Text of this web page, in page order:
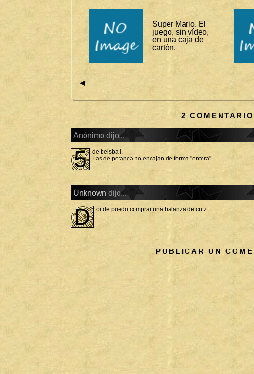
Super Mario. El
juego, sin vídeo,
en una caja de
cartón.
◄
2
Anónimo dijo...
5
de beisball.
Las de petanca no encajan de forma "entera".
Unknown dijo...
D onde puedo comprar una balanza de cruz
PUBLICAR UN